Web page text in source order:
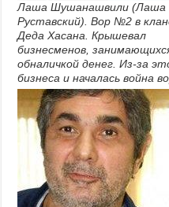
Лаша Шушанашвили (Лаша
Руставский). Вор №2 в
Деда Хасана. Крышевал
бизнесменов,
обналичкой денег. Из-за
бизнеса и началась война